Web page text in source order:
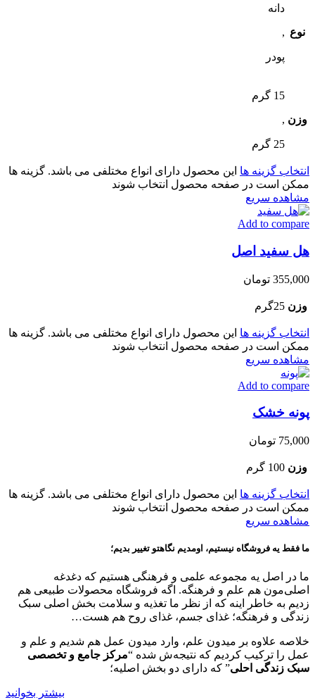
نوع
دانه
,
پودر
وزن
15 گرم
,
25 گرم
انتخاب گزینه ها این محصول دارای انواع مختلفی می باشد. گزینه ها
ممکن است در صفحه محصول انتخاب شوند
مشاهده سریع
Add to compare
هل سفید اصل
355,000 تومان
وزن 25گرم
انتخاب گزینه ها این محصول دارای انواع مختلفی می باشد. گزینه ها
ممکن است در صفحه محصول انتخاب شوند
مشاهده سریع
Add to compare
پونه خشک
75,000 تومان
وزن 100 گرم
انتخاب گزینه ها این محصول دارای انواع مختلفی می باشد. گزینه ها
ممکن است در صفحه محصول انتخاب شوند
مشاهده سریع
ما فقط یه فروشگاه نیستیم، اومدیم نگاهتو تغییر بدیم؛
ما در اصل یه مجموعه علمی و فرهنگی هستیم که دغدغه
اصلی‌مون هم علم و فرهنگه. اگه فروشگاه محصولات طبیعی هم
زدیم به خاطر اینه که از نظر ما تغذیه و سلامت بخش اصلی سبک
زندگی و فرهنگه؛ غذای جسم، غذای روح هم هست…
خلاصه علاوه بر میدون علم، وارد میدون عمل هم شدیم و علم و
عمل را ترکیب کردیم که نتیجه‌ش شده “مرکز جامع و تخصصی
سبک زندگی احلی” که دارای دو بخش اصلیه؛
بیشتر بخوانید